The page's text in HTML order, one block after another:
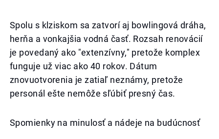
Spolu s klziskom sa zatvorí aj bowlingová dráha,
herňa a vonkajšia vodná časť. Rozsah renovácií
je povedaný ako "extenzívny," pretože komplex
funguje už viac ako 40 rokov. Dátum
znovuotvorenia je zatiaľ neznámy, pretože
personál ešte nemôže sľúbiť presný čas.
Spomienky na minulosť a nádeje na budúcnosť